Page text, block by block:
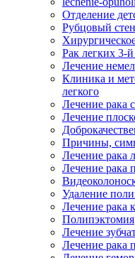
Отделение
Рубцовый
Рак легких 3-
Лечение
Клиника и
легкого
Лечение рака
Лечение
Причины,
Лечение рака
Лечение рака
Удаление
Лечение рака
Полипэктомия
Лечение
Лечение рака